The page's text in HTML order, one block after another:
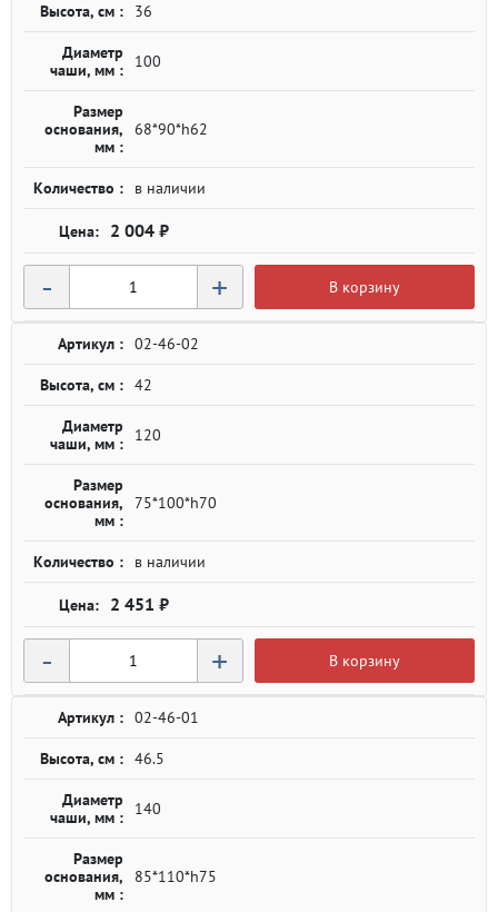
Высота, см : 36
Диаметр
чаши, мм :
100
Размер
основания,
мм :
68*90*h62
Количество : в наличии
2 004 ₽
- + В корзину
Артикул : 02-46-02
Высота, см : 42
Диаметр
чаши, мм :
120
Размер
основания,
мм :
75*100*h70
Количество : в наличии
2 451 ₽
- + В корзину
Артикул : 02-46-01
Высота, см : 46.5
Диаметр
чаши, мм :
140
Размер
основания,
мм :
85*110*h75